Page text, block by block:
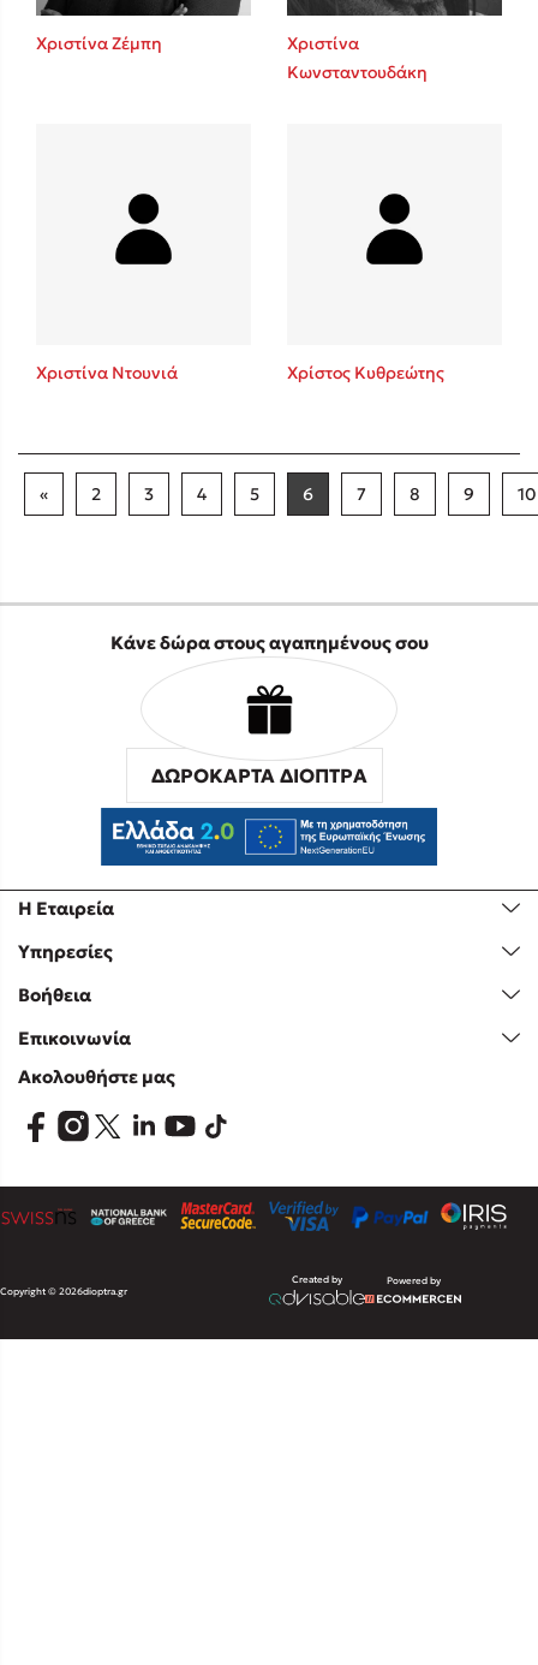
Χριστίνα Ζέμπη
Χριστίνα
Κωνσταντουδάκη
Χριστίνα Ντουνιά Χρίστος Κυθρεώτης
« 2 3 4 5 6 7 8 9 10
Η Εταιρεία
Υπηρεσίες
Βοήθεια
Επικοινωνία
Κάνε δώρα στους αγαπημένους σου
ΔΩΡΟΚΑΡΤΑ ΔΙΟΠΤΡΑ
Ακολουθήστε μας
Copyright © 2026dioptra.gr
Created by Powered by